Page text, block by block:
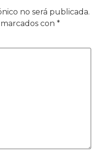
no será publicada.
con *